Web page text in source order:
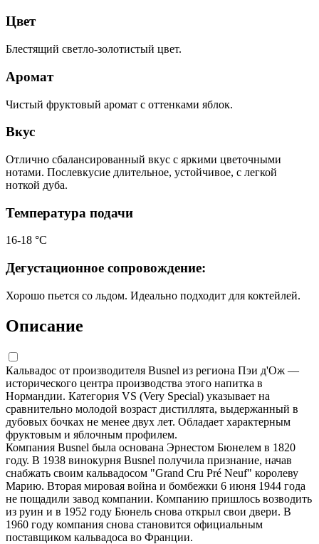
Цвет
Блестящий светло-золотистый цвет.
Аромат
Чистый фруктовый аромат с оттенками яблок.
Вкус
Отлично сбалансированный вкус с яркими цветочными
нотами. Послевкусие длительное, устойчивое, с легкой
ноткой дуба.
Температура подачи
16-18 °С
Дегустационное сопровождение:
Хорошо пьется со льдом. Идеально подходит для коктейлей.
Описание
Кальвадос от производителя Busnel из региона Пэи д'Ож —
исторического центра производства этого напитка в
Нормандии. Категория VS (Very Special) указывает на
сравнительно молодой возраст дистиллята, выдержанный в
дубовых бочках не менее двух лет. Обладает характерным
фруктовым и яблочным профилем.
Компания Busnel была основана Эрнестом Бюнелем в 1820
году. В 1938 винокурня Busnel получила признание, начав
снабжать своим кальвадосом "Grand Cru Pré Neuf" королеву
Марию. Вторая мировая война и бомбежки 6 июня 1944 года
не пощадили завод компании. Компанию пришлось возводить
из руин и в 1952 году Бюнель снова открыл свои двери. В
1960 году компания снова становится официальным
поставщиком кальвадоса во Франции.